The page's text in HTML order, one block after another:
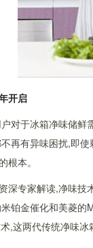
开启
对于冰箱净味储
再有异味困扰,即
根本。
深专家解读,净味技
铂金催化和美菱的
,这两代传统净味冰